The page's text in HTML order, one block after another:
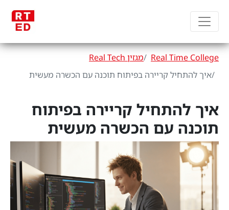
Real Time College
מגזין Real Tech
איך להתחיל קריירה בפיתוח תוכנה עם הכשרה מעשית
איך להתחיל קריירה בפיתוח
תוכנה עם הכשרה מעשית